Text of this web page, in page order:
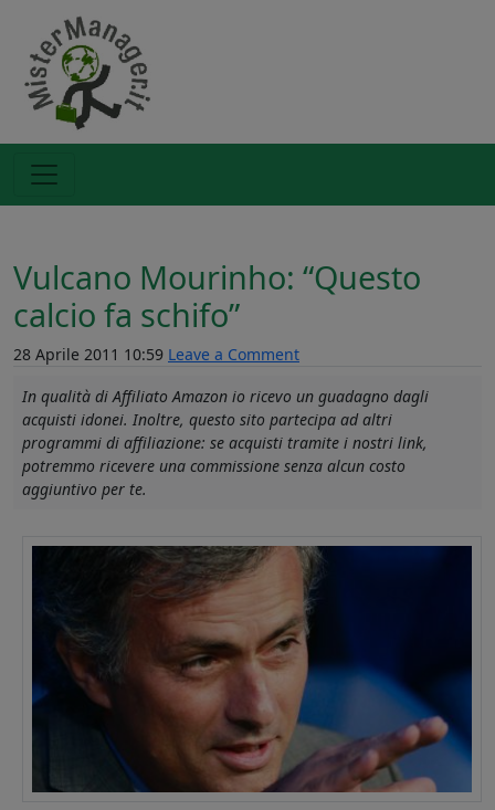
Vulcano Mourinho: “Questo
calcio fa schifo”
28 Aprile 2011 10:59 Leave a Comment
In qualità di Affiliato Amazon io ricevo un guadagno dagli
acquisti idonei. Inoltre, questo sito partecipa ad altri
programmi di affiliazione: se acquisti tramite i nostri link,
potremmo ricevere una commissione senza alcun costo
aggiuntivo per te.